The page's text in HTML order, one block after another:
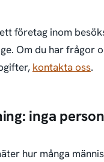
företag inom
Om du har frågor
kontakta oss.
inga
hur många